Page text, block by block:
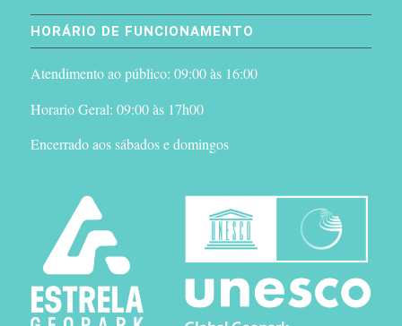
HORÁRIO DE FUNCIONAMENTO
Atendimento ao público: 09:00 às 16:00
Horario Geral: 09:00 às 17h00
Encerrado aos sábados e domingos